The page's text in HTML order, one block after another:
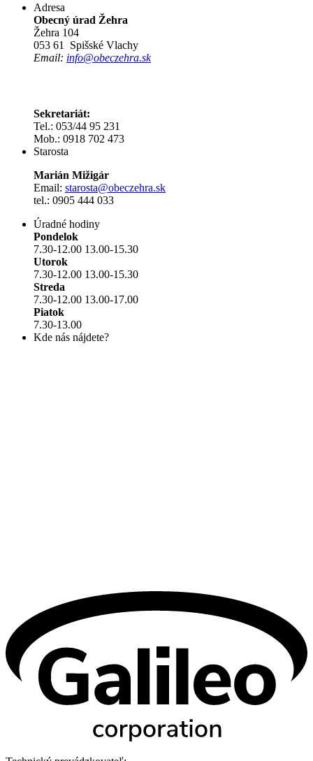
Adresa
Obecný úrad Žehra
Žehra 104
053 61 Spišské Vlachy
Email: info@obeczehra.sk
Sekretariát:
Tel.: 053/44 95 231
Mob.: 0918 702 473
Starosta
Marián Mižigár
Email: starosta@obeczehra.sk
tel.: 0905 444 033
Úradné hodiny
Pondelok
7.30-12.00 13.00-15.30
Utorok
7.30-12.00 13.00-15.30
Streda
7.30-12.00 13.00-17.00
Piatok
7.30-13.00
Kde nás nájdete?